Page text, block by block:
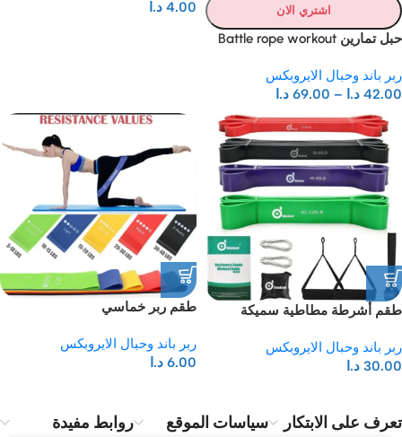
اشتري الان
حبل تمارين Battle rope workout
ربر باند وحبال الايروبكس
42.00 د.ا –
69.00 د.ا
4.00 د.ا
طقم أشرطة مطاطية سميكة
ربر باند وحبال الايروبكس
30.00 د.ا
طقم ربر خماسي
ربر باند وحبال الايروبكس
6.00 د.ا
تعرف على الابتكار سياسات الموقع روابط مفيدة